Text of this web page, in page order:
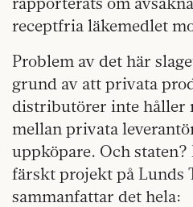
receptfria läkemedlet
Problem av det här
grund av att privata
distributörer inte håller
mellan privata
uppköpare. Och
färskt projekt på Lunds
sammanfattar det hela: